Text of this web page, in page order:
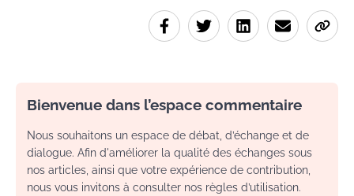
Bienvenue dans l’espace commentaire
Nous souhaitons un espace de débat, d’échange et de
dialogue. Afin d'améliorer la qualité des échanges sous
nos articles, ainsi que votre expérience de contribution,
nous vous invitons à consulter nos règles d’utilisation.